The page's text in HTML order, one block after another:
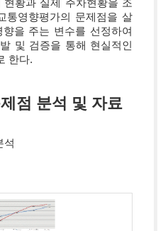
통영향평가의 문제점을 살
을 주는 변수를 선정하여
및 검증을 통해 현실적인
한다.
점 분석 및 자료
석